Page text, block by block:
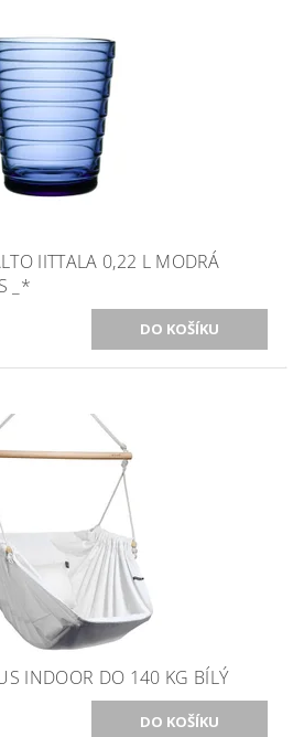
IITTALA 0,22 L MODRÁ
_*
INDOOR DO 140 KG BÍLÝ